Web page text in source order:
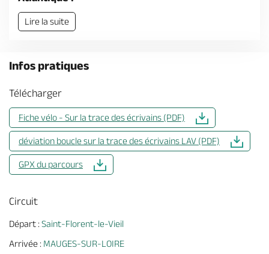
Lire la suite
Infos pratiques
Télécharger
Fiche vélo - Sur la trace des écrivains (PDF)
déviation boucle sur la trace des écrivains LAV (PDF)
GPX du parcours
Circuit
Départ :Saint-Florent-le-Vieil
Arrivée : MAUGES-SUR-LOIRE